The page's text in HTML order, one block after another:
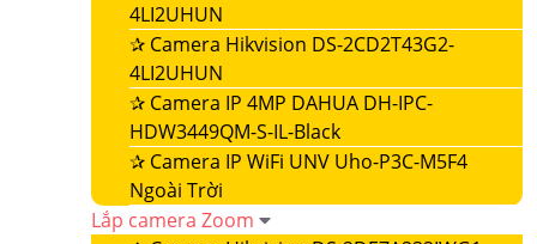
4LI2UHUN
✰ Camera Hikvision DS-2CD2T43G2-
4LI2UHUN
✰ Camera IP 4MP DAHUA DH-IPC-
HDW3449QM-S-IL-Black
✰ Camera IP WiFi UNV Uho-P3C-M5F4
Ngoài Trời
Lắp camera Zoom